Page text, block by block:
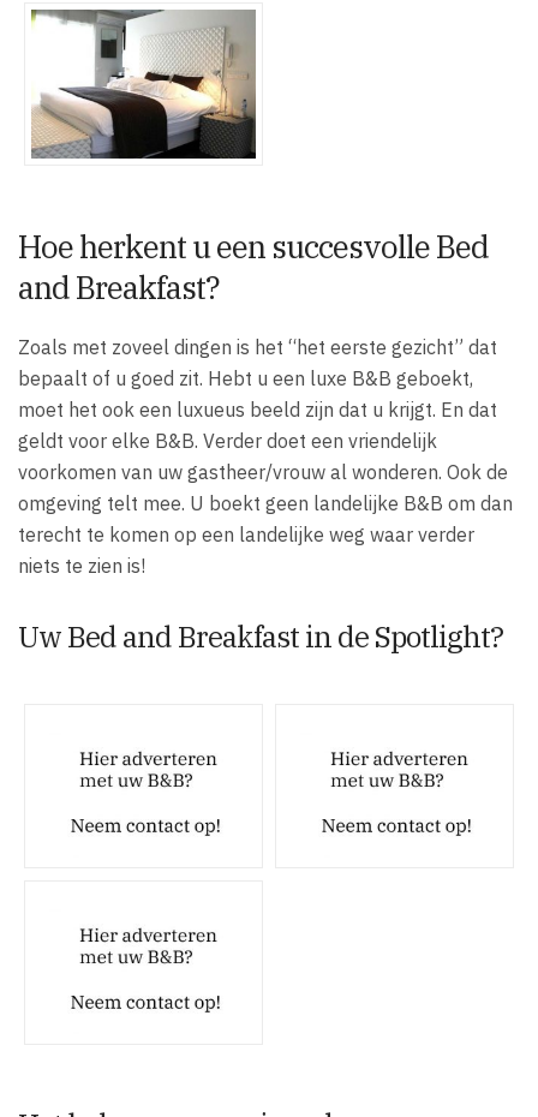
Hoe herkent u een succesvolle Bed
and Breakfast?
Zoals met zoveel dingen is het “het eerste gezicht” dat
bepaalt of u goed zit. Hebt u een luxe B&B geboekt,
moet het ook een luxueus beeld zijn dat u krijgt. En dat
geldt voor elke B&B. Verder doet een vriendelijk
voorkomen van uw gastheer/vrouw al wonderen. Ook de
omgeving telt mee. U boekt geen landelijke B&B om dan
terecht te komen op een landelijke weg waar verder
niets te zien is!
Uw Bed and Breakfast in de Spotlight?